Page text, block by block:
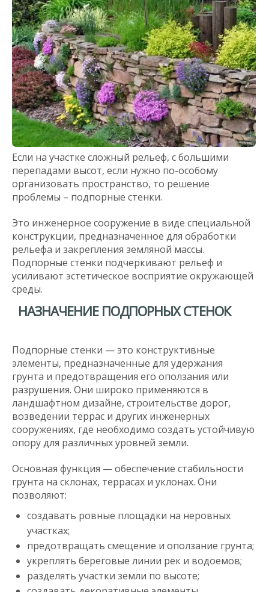
Если на участке сложный рельеф, с большими
перепадами высот, если нужно по-особому
организовать пространство, то решение
проблемы – подпорные стенки.
Это инженерное сооружение в виде специальной
конструкции, предназначенное для обработки
рельефа и закрепления земляной массы.
Подпорные стенки подчеркивают рельеф и
усиливают эстетическое восприятие окружающей
среды.
НАЗНАЧЕНИЕ ПОДПОРНЫХ СТЕНОК
Подпорные стенки — это конструктивные
элементы, предназначенные для удержания
грунта и предотвращения его оползания или
разрушения. Они широко применяются в
ландшафтном дизайне, строительстве дорог,
возведении террас и других инженерных
сооружениях, где необходимо создать устойчивую
опору для различных уровней земли.
Основная функция — обеспечение стабильности
грунта на склонах, террасах и уклонах. Они
позволяют:
создавать ровные площадки на неровных
участках;
предотвращать смещение и оползание грунта;
укреплять береговые линии рек и водоемов;
разделять участки земли по высоте;